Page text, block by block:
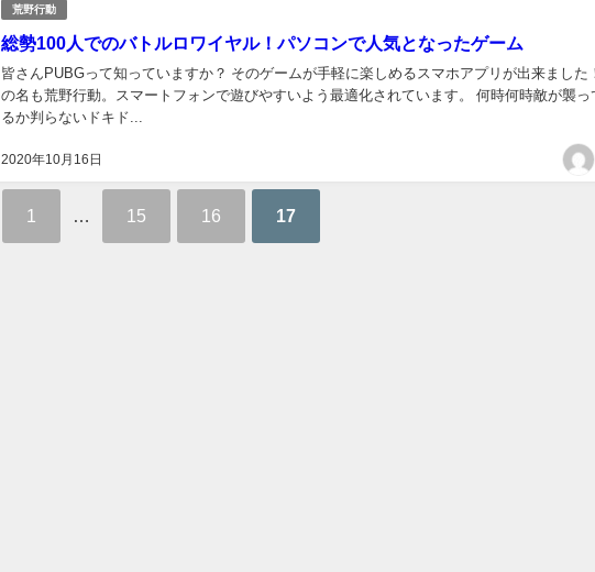
荒野行動
総勢100人でのバトルロワイヤル！パソコンで人気となったゲーム
2020年10月16日
皆さんPUBGって知っていますか？ そのゲームが手軽に楽しめるスマホアプリが出来ました
の名も荒野行動。スマートフォンで遊びやすいよう最適化されています。 何時何時敵が襲っ
るか判らないドキド...
1 15 16 17